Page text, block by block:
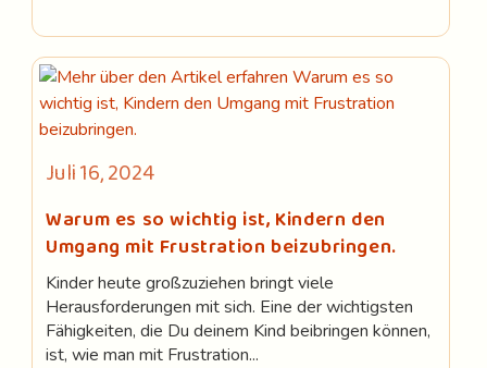
Lieben
Beitrag
veröffentlicht:
Juli 16, 2024
Warum es so wichtig ist, Kindern den
Umgang mit Frustration beizubringen.
Kinder heute großzuziehen bringt viele
Herausforderungen mit sich. Eine der wichtigsten
Fähigkeiten, die Du deinem Kind beibringen können,
ist, wie man mit Frustration...